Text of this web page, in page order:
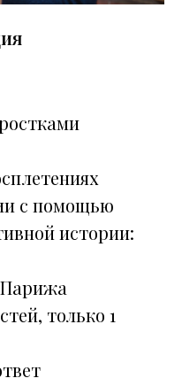
с помощью
истории:
Парижа
только 1